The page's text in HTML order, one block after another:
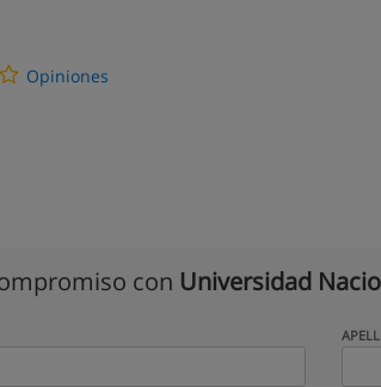
Opiniones
con Universidad